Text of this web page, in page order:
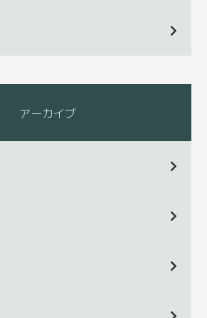
アーカイブ